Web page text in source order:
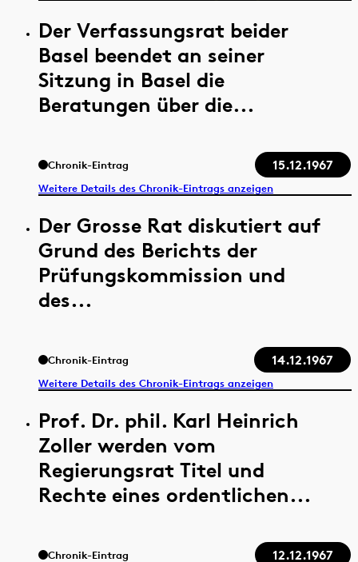
Der Verfassungsrat beider
Basel beendet an seiner
Sitzung in Basel die
Beratungen über die...
Chronik-Eintrag 15.12.1967
Weitere Details des Chronik-Eintrags anzeigen
Der Grosse Rat diskutiert auf
Grund des Berichts der
Prüfungskommission und
des...
Chronik-Eintrag 14.12.1967
Weitere Details des Chronik-Eintrags anzeigen
Prof. Dr. phil. Karl Heinrich
Zoller werden vom
Regierungsrat Titel und
Rechte eines ordentlichen...
Chronik-Eintrag 12.12.1967